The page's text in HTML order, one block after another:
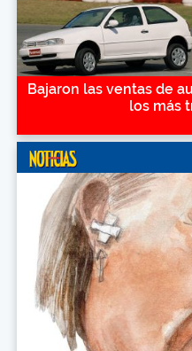
Bajaron las ventas de
los más